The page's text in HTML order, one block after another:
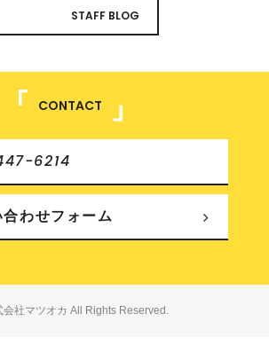
STAFF BLOG
CONTACT
6214
合わせフォーム
社マツオカ All Rights Reserved.